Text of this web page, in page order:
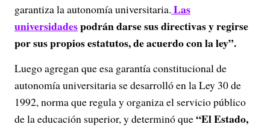
garantiza la autonomía universitaria. Las
universidadespodrán darse sus directivas y regirse
por sus propios estatutos, de acuerdo con la ley”.
Luego agregan que esa garantía constitucional de
autonomía universitaria se desarrolló en la Ley 30 de
1992, norma que regula y organiza el servicio público
de la educación superior, y determinó que“El Estado,